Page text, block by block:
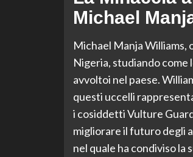
Michael
Michael Manja
Nigeria, studiando
avvoltoi nel paese.
questi uccelli
i cosiddetti Vulture
migliorare il futuro degli
nel quale ha condiviso